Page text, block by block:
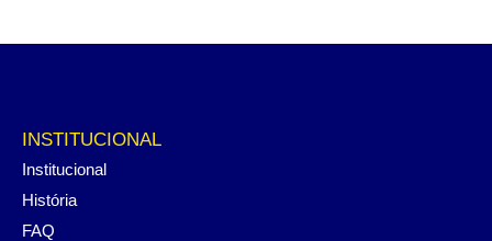
INSTITUCIONAL
Institucional
História
FAQ